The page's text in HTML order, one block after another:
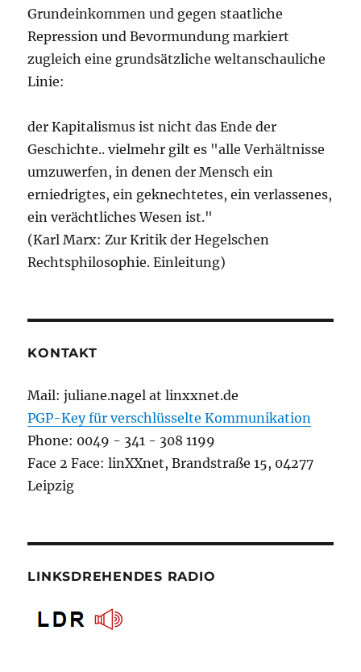
Grundeinkommen und gegen staatliche
Repression und Bevormundung markiert
zugleich eine grundsätzliche weltanschauliche
Linie:
der Kapitalismus ist nicht das Ende der
Geschichte.. vielmehr gilt es "alle Verhältnisse
umzuwerfen, in denen der Mensch ein
erniedrigtes, ein geknechtetes, ein verlassenes,
ein verächtliches Wesen ist."
(Karl Marx: Zur Kritik der Hegelschen
Rechtsphilosophie. Einleitung)
KONTAKT
Mail: juliane.nagel at linxxnet.de
PGP-Key für verschlüsselte Kommunikation
Phone: 0049 - 341 - 308 1199
Face 2 Face: linXXnet, Brandstraße 15, 04277
Leipzig
LINKSDREHENDES RADIO